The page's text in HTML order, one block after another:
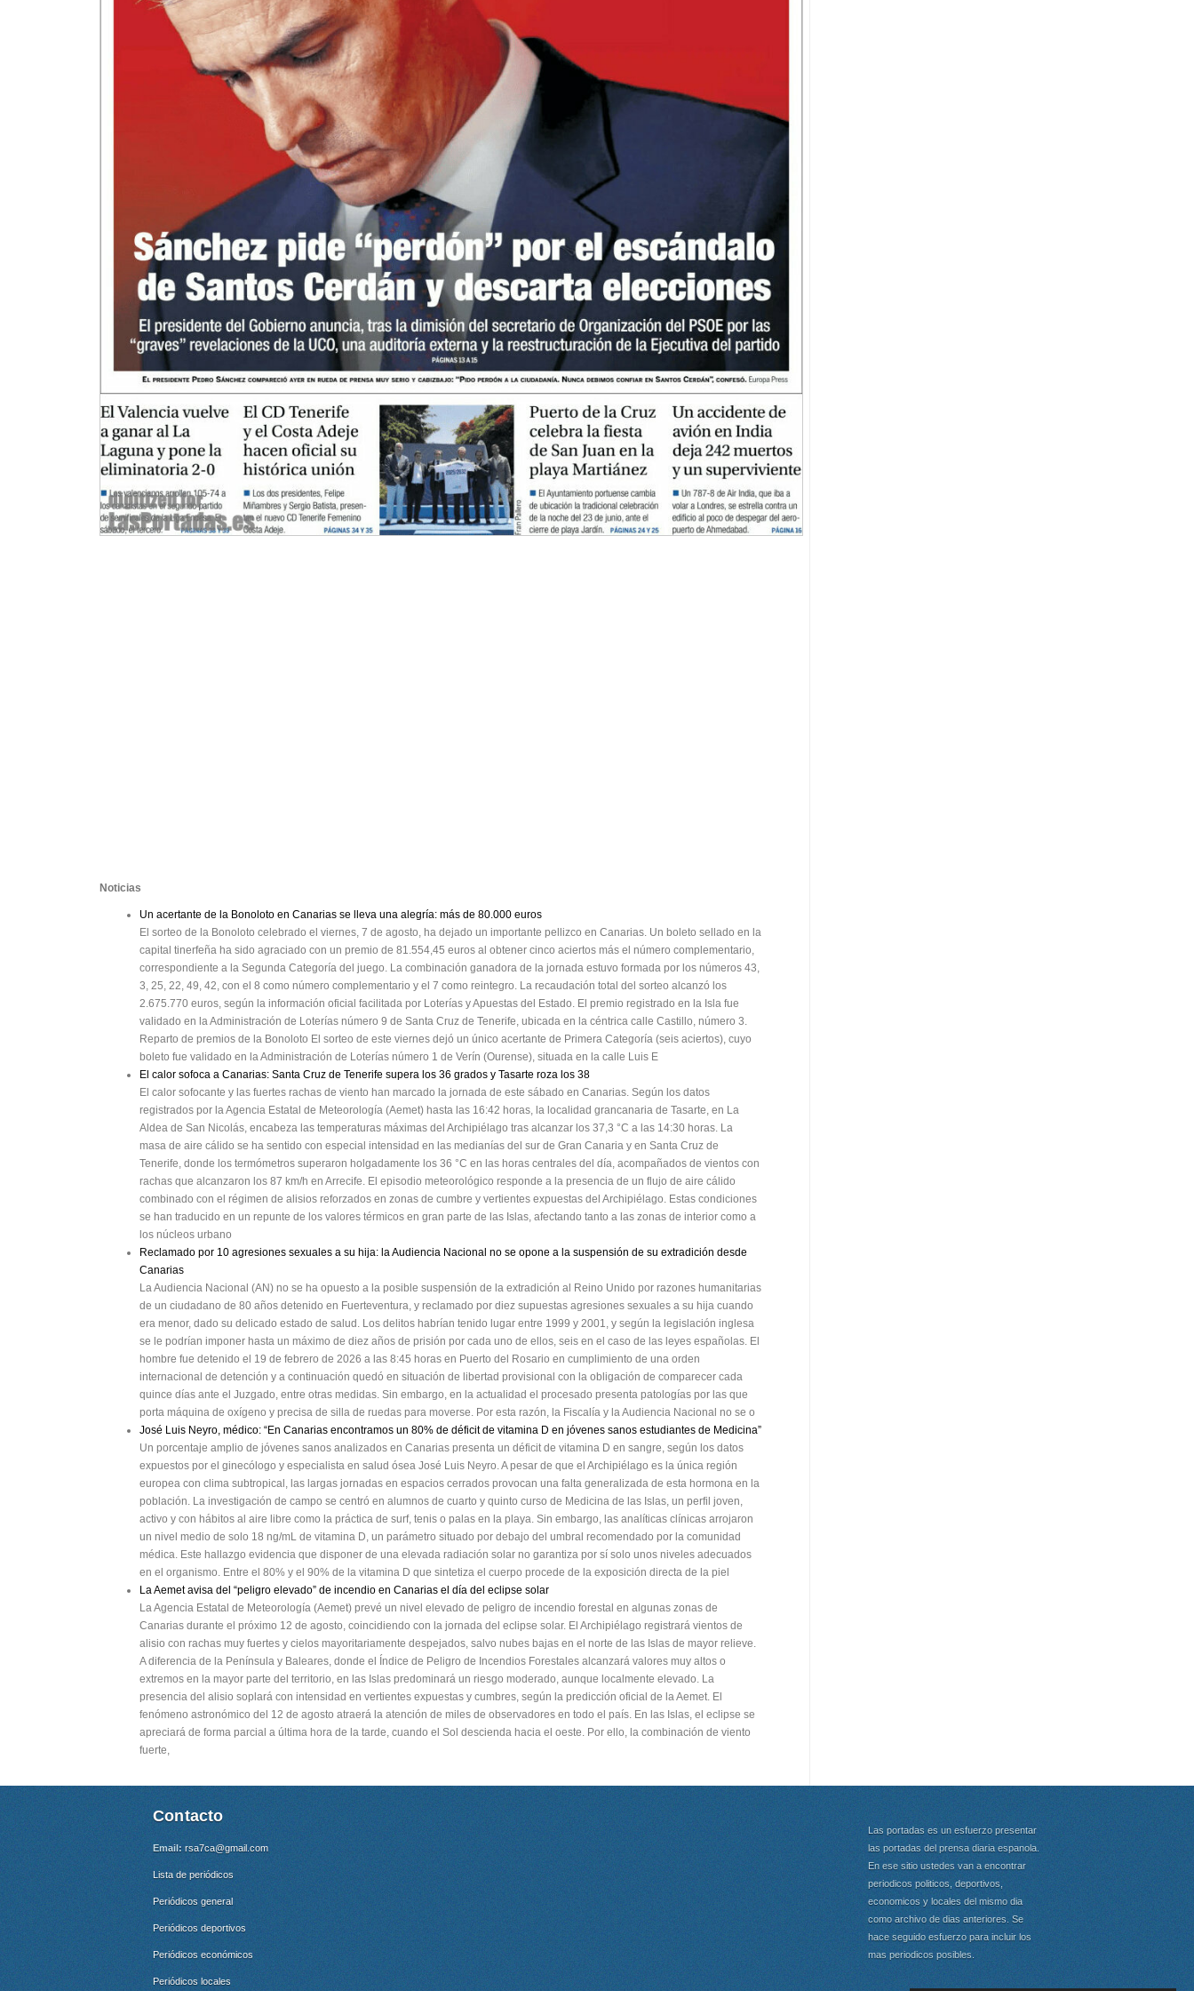
Noticias
Un acertante de la Bonoloto en Canarias se lleva una alegría: más de 80.000 euros
El sorteo de la Bonoloto celebrado el viernes, 7 de agosto, ha dejado un importante pellizco en Canarias. Un boleto sellado en la
capital tinerfeña ha sido agraciado con un premio de 81.554,45 euros al obtener cinco aciertos más el número complementario,
correspondiente a la Segunda Categoría del juego. La combinación ganadora de la jornada estuvo formada por los números 43,
3, 25, 22, 49, 42, con el 8 como número complementario y el 7 como reintegro. La recaudación total del sorteo alcanzó los
2.675.770 euros, según la información oficial facilitada por Loterías y Apuestas del Estado. El premio registrado en la Isla fue
validado en la Administración de Loterías número 9 de Santa Cruz de Tenerife, ubicada en la céntrica calle Castillo, número 3.
Reparto de premios de la Bonoloto El sorteo de este viernes dejó un único acertante de Primera Categoría (seis aciertos), cuyo
boleto fue validado en la Administración de Loterías número 1 de Verín (Ourense), situada en la calle Luis E
El calor sofoca a Canarias: Santa Cruz de Tenerife supera los 36 grados y Tasarte roza los 38
El calor sofocante y las fuertes rachas de viento han marcado la jornada de este sábado en Canarias. Según los datos
registrados por la Agencia Estatal de Meteorología (Aemet) hasta las 16:42 horas, la localidad grancanaria de Tasarte, en La
Aldea de San Nicolás, encabeza las temperaturas máximas del Archipiélago tras alcanzar los 37,3 °C a las 14:30 horas. La
masa de aire cálido se ha sentido con especial intensidad en las medianías del sur de Gran Canaria y en Santa Cruz de
Tenerife, donde los termómetros superaron holgadamente los 36 °C en las horas centrales del día, acompañados de vientos con
rachas que alcanzaron los 87 km/h en Arrecife. El episodio meteorológico responde a la presencia de un flujo de aire cálido
combinado con el régimen de alisios reforzados en zonas de cumbre y vertientes expuestas del Archipiélago. Estas condiciones
se han traducido en un repunte de los valores térmicos en gran parte de las Islas, afectando tanto a las zonas de interior como a
los núcleos urbano
Reclamado por 10 agresiones sexuales a su hija: la Audiencia Nacional no se opone a la suspensión de su extradición desde
Canarias
La Audiencia Nacional (AN) no se ha opuesto a la posible suspensión de la extradición al Reino Unido por razones humanitarias
de un ciudadano de 80 años detenido en Fuerteventura, y reclamado por diez supuestas agresiones sexuales a su hija cuando
era menor, dado su delicado estado de salud. Los delitos habrían tenido lugar entre 1999 y 2001, y según la legislación inglesa
se le podrían imponer hasta un máximo de diez años de prisión por cada uno de ellos, seis en el caso de las leyes españolas. El
hombre fue detenido el 19 de febrero de 2026 a las 8:45 horas en Puerto del Rosario en cumplimiento de una orden
internacional de detención y a continuación quedó en situación de libertad provisional con la obligación de comparecer cada
quince días ante el Juzgado, entre otras medidas. Sin embargo, en la actualidad el procesado presenta patologías por las que
porta máquina de oxígeno y precisa de silla de ruedas para moverse. Por esta razón, la Fiscalía y la Audiencia Nacional no se o
José Luis Neyro, médico: “En Canarias encontramos un 80% de déficit de vitamina D en jóvenes sanos estudiantes de Medicina”
Un porcentaje amplio de jóvenes sanos analizados en Canarias presenta un déficit de vitamina D en sangre, según los datos
expuestos por el ginecólogo y especialista en salud ósea José Luis Neyro. A pesar de que el Archipiélago es la única región
europea con clima subtropical, las largas jornadas en espacios cerrados provocan una falta generalizada de esta hormona en la
población. La investigación de campo se centró en alumnos de cuarto y quinto curso de Medicina de las Islas, un perfil joven,
activo y con hábitos al aire libre como la práctica de surf, tenis o palas en la playa. Sin embargo, las analíticas clínicas arrojaron
un nivel medio de solo 18 ng/mL de vitamina D, un parámetro situado por debajo del umbral recomendado por la comunidad
médica. Este hallazgo evidencia que disponer de una elevada radiación solar no garantiza por sí solo unos niveles adecuados
en el organismo. Entre el 80% y el 90% de la vitamina D que sintetiza el cuerpo procede de la exposición directa de la piel
La Aemet avisa del “peligro elevado” de incendio en Canarias el día del eclipse solar
La Agencia Estatal de Meteorología (Aemet) prevé un nivel elevado de peligro de incendio forestal en algunas zonas de
Canarias durante el próximo 12 de agosto, coincidiendo con la jornada del eclipse solar. El Archipiélago registrará vientos de
alisio con rachas muy fuertes y cielos mayoritariamente despejados, salvo nubes bajas en el norte de las Islas de mayor relieve.
A diferencia de la Península y Baleares, donde el Índice de Peligro de Incendios Forestales alcanzará valores muy altos o
extremos en la mayor parte del territorio, en las Islas predominará un riesgo moderado, aunque localmente elevado. La
presencia del alisio soplará con intensidad en vertientes expuestas y cumbres, según la predicción oficial de la Aemet. El
fenómeno astronómico del 12 de agosto atraerá la atención de miles de observadores en todo el país. En las Islas, el eclipse se
apreciará de forma parcial a última hora de la tarde, cuando el Sol descienda hacia el oeste. Por ello, la combinación de viento
fuerte,
Contacto
Email: rsa7ca@gmail.com
Lista de periódicos
Periódicos general
Periódicos deportivos
Periódicos económicos
Periódicos locales
Las portadas es un esfuerzo presentar
las portadas del prensa diaria espanola.
En ese sitio ustedes van a encontrar
periodicos politicos, deportivos,
economicos y locales del mismo dia
como archivo de dias anteriores. Se
hace seguido esfuerzo para incluir los
mas periodicos posibles.